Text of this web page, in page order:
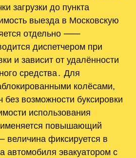
загрузки до пункта
выезда в Московскую
отдельно ⸺
диспетчером при
и зависит от удалённости
средства․ Для
колёсами,
без возможности буксировки
использования
повышающий
фиксируется в
автомобиля эвакуатором с